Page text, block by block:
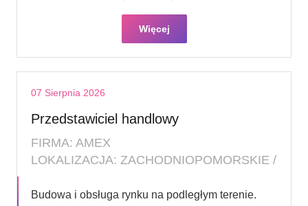
Więcej
07 Sierpnia 2026
Przedstawiciel handlowy
FIRMA: AMEX
LOKALIZACJA: ZACHODNIOPOMORSKIE /
Budowa i obsługa rynku na podległym terenie.